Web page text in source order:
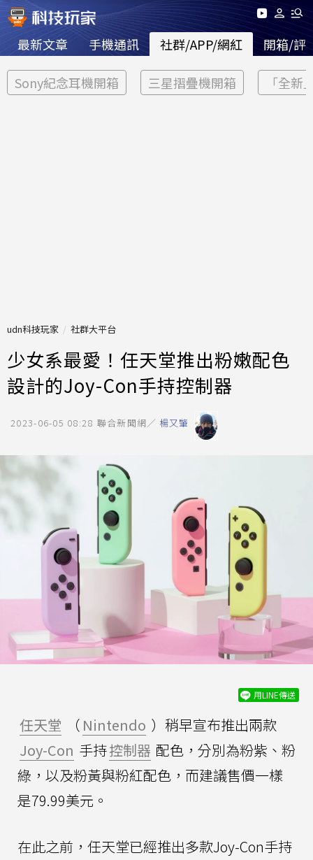
最新文章 手機通訊 社群/APP/網紅 開箱/評
Sony紀念耳機開箱 三星摺疊機開箱 「全新
udn科技玩家 社群大平台
少女系最愛！任天堂推出粉嫩配色
設計的Joy-Con手持控制器
2023-06-05 08:28 聯合新聞網／ 楊又肇
用LINE傳送
任天堂 （ Nintendo ）稍早宣布推出兩款
Joy-Con 手持控制器 配色，分別為粉紫、粉
綠，以及粉黃與粉紅配色，而建議售價一樣
是79.99美元。
在此之前，任天堂已經推出多款Joy-Con手持